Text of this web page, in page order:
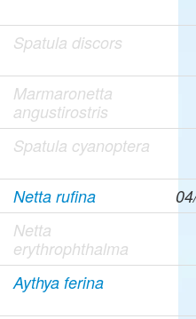
Spatula discors
Marmaronetta
angustirostris
Spatula cyanoptera
Netta rufina
Netta
erythrophthalma
Aythya ferina